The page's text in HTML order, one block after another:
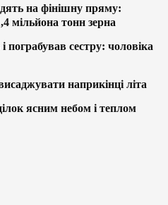
на фінішну пряму:
мільйона тонн зерна
сестру: чоловіка
наприкінці літа
ясним небом і теплом